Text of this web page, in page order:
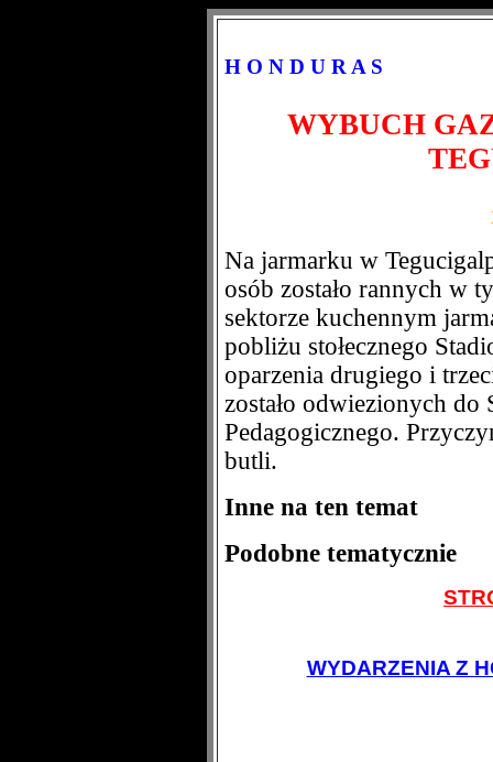
H O N D U R A S
WYBUCH
Na jarmarku w
osób zostało rannych w
sektorze kuchennym
pobliżu stołecznego
oparzenia drugiego i
zostało odwiezionych do
Pedagogicznego.
butli.
Inne na ten temat
Podobne tematycznie
WYDARZENIA Z